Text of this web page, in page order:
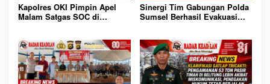
Kapolres OKI Pimpin Apel
Malam Satgas SOC di
Tawuran
Sinergi Tim Gabungan Polda
Sumsel Berhasil Evakuasi
OKI